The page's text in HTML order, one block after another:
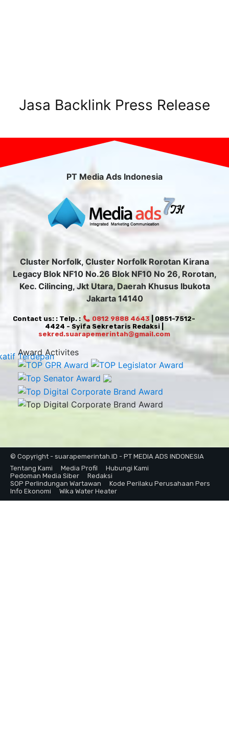
Jasa Backlink Press Release
PT Media Ads Indonesia
Cluster Norfolk, Cluster Norfolk Rorotan Kirana
Legacy Blok NF10 No.26 Blok NF10 No 26, Rorotan,
Kec. Cilincing, Jkt Utara, Daerah Khusus Ibukota
Jakarta 14140
Contact us: : Telp. : 0812 9888 4643 | 0851-7512-
4424 - Syifa Sekretaris Redaksi |
sekred.suarapemerintah@gmail.com
Award Activites
© Copyright - suarapemerintah.ID - PT MEDIA ADS INDONESIA
Tentang Kami
Media Profil
Hubungi Kami
Pedoman Media Siber
Redaksi
SOP Perlindungan Wartawan
Kode Perilaku Perusahaan Pers
Info Ekonomi
Wika Water Heater